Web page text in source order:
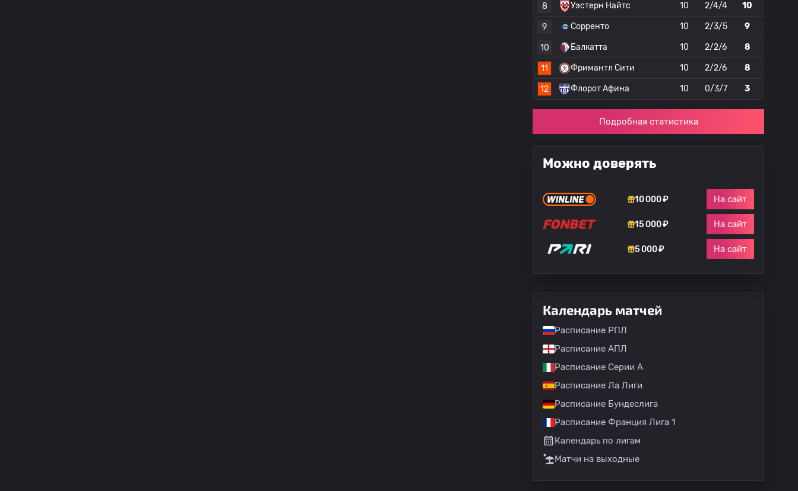
8 Уэстерн Найтс 10 2/4/4 10
9 Сорренто 10 2/3/5 9
10 Балкатта 10 2/2/6 8
11 Фримантл Сити 10 2/2/6 8
12 Флорот Афина 10 0/3/7 3
Подробная статистика
Можно доверять
10 000 ₽ На сайт
15 000 ₽ На сайт
5 000 ₽ На сайт
Календарь матчей
Расписание РПЛ
Расписание АПЛ
Расписание Серии А
Расписание Ла Лиги
Расписание Бундеслига
Расписание Франция Лига 1
Календарь по лигам
Матчи на выходные